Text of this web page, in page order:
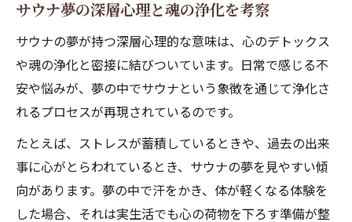
サウナ夢の深層心理と魂の浄化を考察
サウナの夢が持つ深層心理的な意味は、心のデトックス
や魂の浄化と密接に結びついています。日常で感じる不
安や悩みが、夢の中でサウナという象徴を通じて浄化さ
れるプロセスが再現されているのです。
たとえば、ストレスが蓄積しているときや、過去の出来
事に心がとらわれているとき、サウナの夢を見やすい傾
向があります。夢の中で汗をかき、体が軽くなる体験を
した場合、それは実生活でも心の荷物を下ろす準備が整